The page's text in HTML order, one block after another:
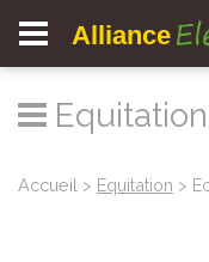
Alliance
Equitation
Accueil > Equitation >